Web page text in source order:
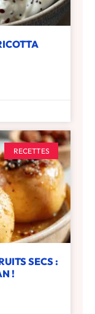
RECETTES
SECS :
!